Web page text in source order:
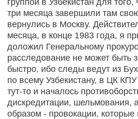
три месяца завершили там
вернулись в Москву.
месяца, в конце 1983 года, я
доложил Генеральному
расследование не может быть
быстро, ибо следы ведут из
по всему Узбекистану, в ЦК
тут-то и началось
дискредитации, шельмования,
образом - провокации, которые